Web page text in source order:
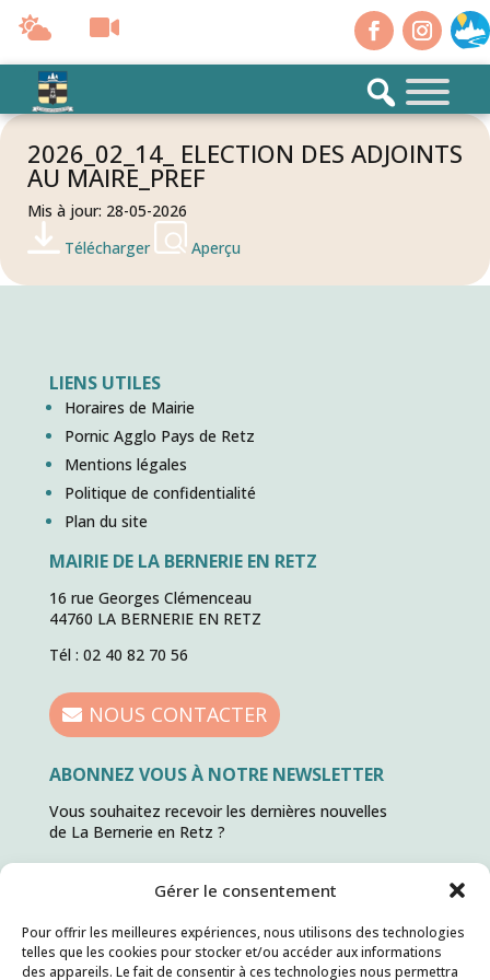
Gérer le consentement
Pour offrir les meilleures expériences, nous utilisons des technologies
telles que les cookies pour stocker et/ou accéder aux informations
des appareils. Le fait de consentir à ces technologies nous permettra
2026_02_14_ ELECTION DES ADJOINTS
AU MAIRE_PREF
Mis à jour: 28-05-2026
Télécharger
Aperçu
LIENS UTILES
Horaires de Mairie
Pornic Agglo Pays de Retz
Mentions légales
Politique de confidentialité
Plan du site
MAIRIE DE LA BERNERIE EN RETZ
16 rue Georges Clémenceau
44760 LA BERNERIE EN RETZ
Tél : 02 40 82 70 56
NOUS CONTACTER
ABONNEZ VOUS À NOTRE NEWSLETTER
Vous souhaitez recevoir les dernières nouvelles
de La Bernerie en Retz ?
ABONNEZ VOUS !